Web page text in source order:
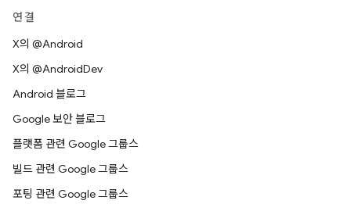
연결
X의 @Android
X의 @AndroidDev
Android 블로그
Google 보안 블로그
플랫폼 관련 Google 그룹스
빌드 관련 Google 그룹스
포팅 관련 Google 그룹스